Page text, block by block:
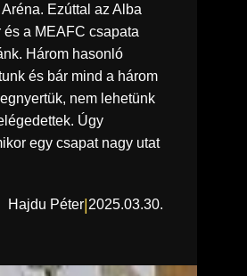
Ezúttal az Alba
és a MEAFC csapata
Három hasonló
és bár mind a három
nem lehetünk
Úgy
egy csapat nagy utat
Hajdu Péter|2025.03.30.